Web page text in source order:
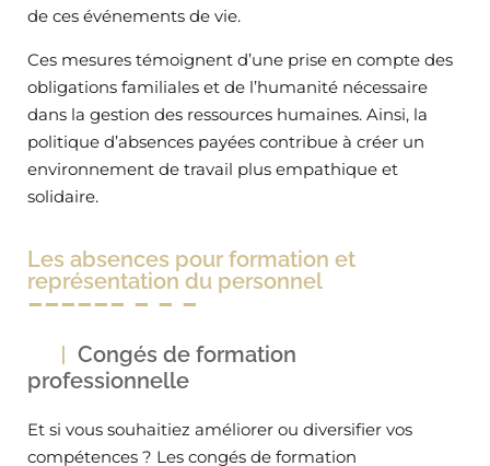
de ces événements de vie.
Ces mesures témoignent d’une prise en compte des
obligations familiales et de l’humanité nécessaire
dans la gestion des ressources humaines. Ainsi, la
politique d’absences payées contribue à créer un
environnement de travail plus empathique et
solidaire.
Les absences pour formation et
représentation du personnel
Congés de formation
professionnelle
Et si vous souhaitiez améliorer ou diversifier vos
compétences ? Les congés de formation